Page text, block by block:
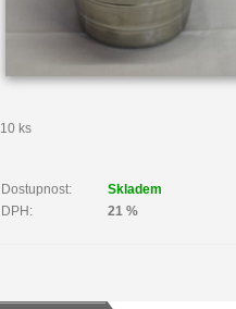
10 ks
Dostupnost:
Skladem
DPH:
21 %